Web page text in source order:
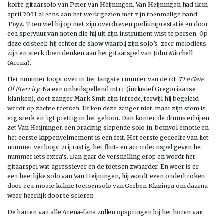
korte gitaarsolo van Peter van Heijningen. Van Heijningen had ik in
april 2001 al eens aan het werk gezien met zijn toenmalige band
Toyz. Toen viel hij op met zijn overdreven podiumprestatie en door
een spervuur van noten die hij uit zijn instrument wist te persen. Op
deze cd steelt hij echter de show waarbij zijn solo’s zeer melodieus
zijn en sterk doen denken aan het gitaarspel van John Mitchell
(Arena).
Het nummer loopt over in het langste nummer van de cd: The Gate
Of Eternity. Na een onheilspellend intro (inclusief Gregoriaanse
klanken), doet zanger Mark Smit zijn intrede, terwijl hij begeleid
wordt op zachte toetsen. Ik ken deze zanger niet, maar zijn stem is
erg sterk en ligt prettig in het gehoor. Dan komen de drums erbij en
zet Van Heijningen een prachtig slepende solo in, bomvol emotie en
het eerste kippenvelmoment is een feit. Het eerste gedeelte van het
nummer verloopt vrij rustig, het fluit- en accordeonspel geven het
nummer iets extra’s. Dan gaat de versnelling erop en wordt het
gitaarspel wat agressiever en de toetsen zwaarder. En weer is er
een heerlijke solo van Van Heijningen, hij wordt even onderbroken
door een mooie kalme toetsensolo van Gerben Klazinga om daarna
weer heerlijk door te soleren.
De harten van alle Arena-fans zullen opspringen bij het horen van